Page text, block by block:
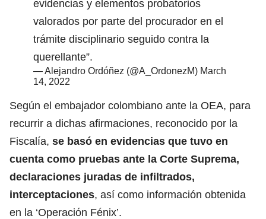
evidencias y elementos probatorios
valorados por parte del procurador en el
trámite disciplinario seguido contra la
querellante”.
— Alejandro Ordóñez (@A_OrdonezM) March
14, 2022
Según el embajador colombiano ante la OEA, para
recurrir a dichas afirmaciones, reconocido por la
Fiscalía, se basó en evidencias que tuvo en
cuenta como pruebas ante la Corte Suprema,
declaraciones juradas de infiltrados,
interceptaciones, así como información obtenida
en la ‘Operación Fénix’.